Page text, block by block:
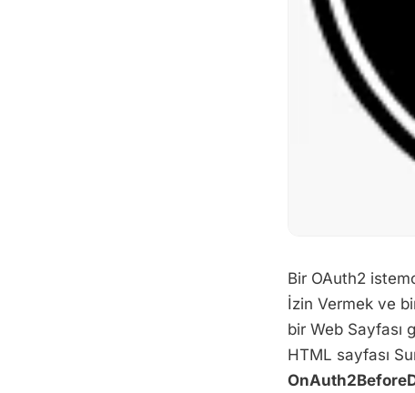
Bir OAuth2
İzin Vermek ve
bir Web Sayfası
HTML sayfası